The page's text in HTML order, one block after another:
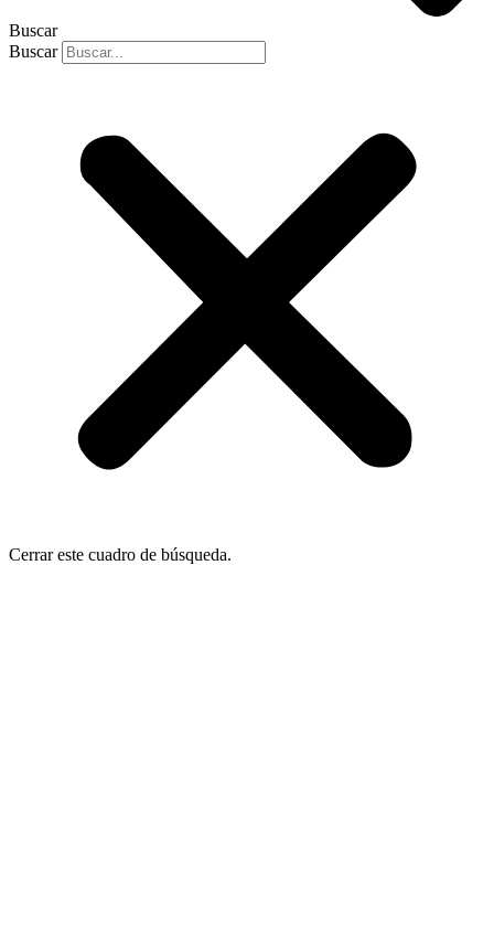
Buscar
Buscar
Cerrar este cuadro de búsqueda.